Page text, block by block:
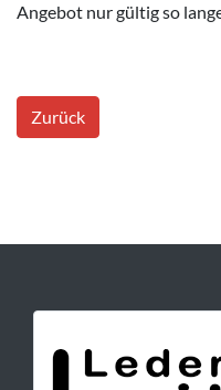
Angebot nur gültig so
Zurück